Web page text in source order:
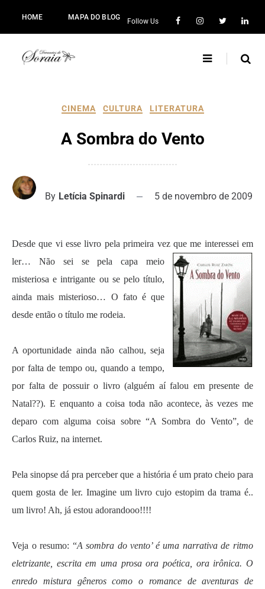
HOME MAPA DO BLOG
Follow Us
CINEMA CULTURA LITERATURA
A Sombra do Vento
By Letícia Spinardi 5 de novembro de 2009
Desde que vi esse livro pela primeira vez que me interessei em
ler… Não sei se pela capa meio
misteriosa e intrigante ou se pelo título,
ainda mais misterioso… O fato é que
desde então o título me rodeia.
A oportunidade aindanão calhou, seja
por falta de tempo ou, quando a tempo,
por falta de possuir o livro (alguém aí falou em presente de
Natal??). E enquanto a coisa toda não acontece, às vezes me
deparo com alguma coisa sobre “A Sombra do Vento”, de
Carlos Ruiz, na internet.
Pela sinopse dá pra perceber que a história é um prato cheio para
quem gosta de ler. Imagine um livro cujo estopim da trama é..
um livro! Ah, já estou adorandooo!!!!
Veja o resumo: “A sombra do vento’ é uma narrativa de ritmo
eletrizante, escrita em uma prosa ora poética, ora irônica. O
enredo mistura gêneros como o romance de aventuras de